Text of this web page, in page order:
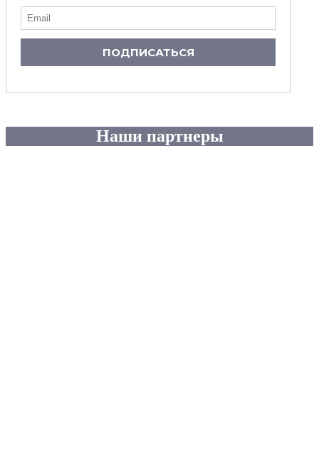
ПОДПИСАТЬСЯ
Наши партнеры